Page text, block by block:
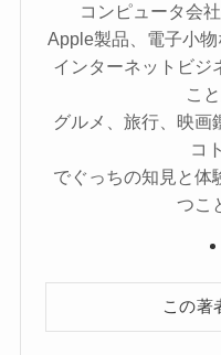
コンピュータ会
Apple製品、電子小物
インターネットビジ
こ
グルメ、旅行、映画
コ
でぐっちの知見と体
つこ
この著